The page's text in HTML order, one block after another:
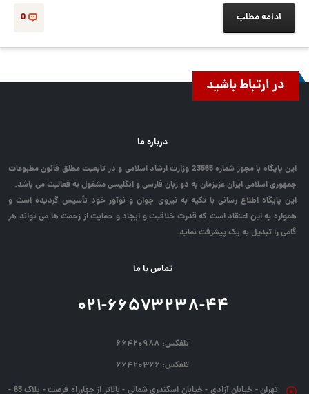
0 ادامه مطلب
در ارتباط باشید
درباره ما
این پایگاه با مجوز شماره 23565 وزارت ارشاد اسلامی و در تابعیت مطلق قانون مطبوعات
جمهوری اسلامی ایران عزیزمان به دو زبان فارسی و انگلیسی مشغول به فعالیت می باشد.
این پایگاه اطلاع رسانی با تکیه به نیروی جوان و نوآور خود تأسیس گردیده است و
همواره به این اعتقاد است که قدرت خلاقیت و ایجاد و حمایت از زحمت ها می تواند هر
گامی را تبدیل به یک پیشرفت نماید.
تماس با ما
۰۲۱-۶۶۵۷۳۲۳۸-۴۴
تلفکس: ۶۶۴۲۰۹۸۸
تلفکس: ۶۶۴۲۰۳۶۶
تهران - خیابان آزادی - خیابان اسکندری شمالی - بالاتر از چهارراه فرصت - پلاک 63 -